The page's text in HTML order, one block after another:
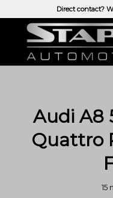
Direct contact?
Audi A8
Quattro
15